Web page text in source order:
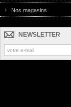
Nos magasins
NEWSLETTER